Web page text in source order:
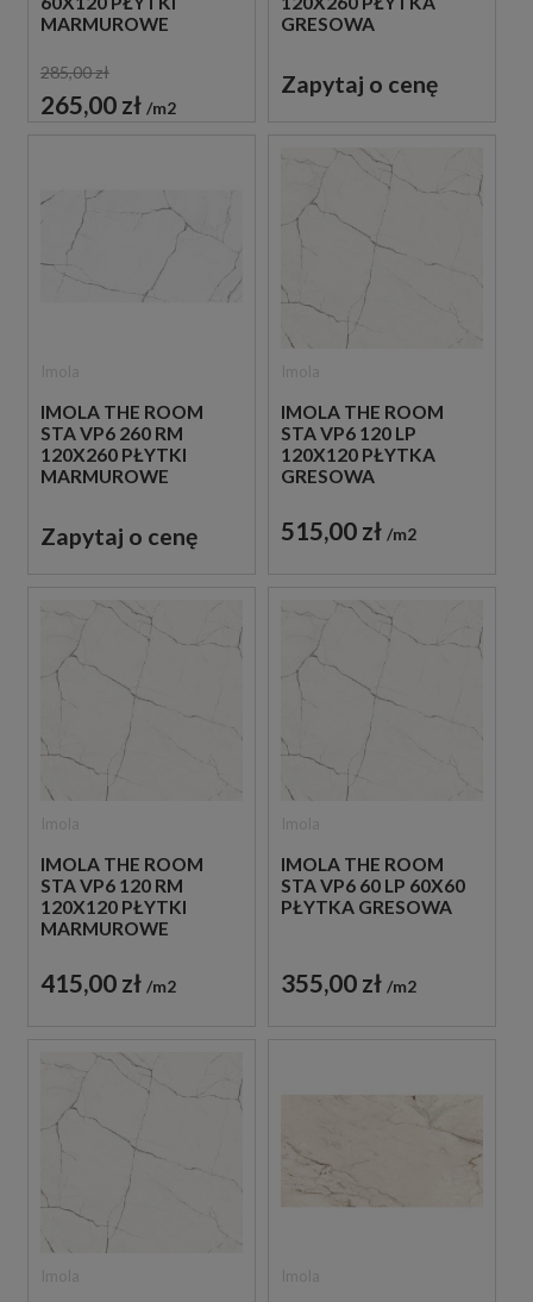
MARMUROWE
285,00 zł
265,00 zł m2
GRESOWA
Zapytaj o cenę
IMOLA THE ROOM
STA VP6 260 RM
120X260 PŁYTKI
MARMUROWE
Zapytaj o cenę
IMOLA THE ROOM
STA VP6 120 LP
120X120 PŁYTKA
GRESOWA
515,00 zł m2
IMOLA THE ROOM
STA VP6 120 RM
120X120 PŁYTKI
MARMUROWE
415,00 zł m2
IMOLA THE ROOM
STA VP6 60 LP 60X60
PŁYTKA GRESOWA
355,00 zł m2